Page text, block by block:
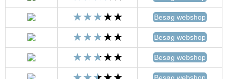
Besøg webshop
Besøg webshop
Besøg webshop